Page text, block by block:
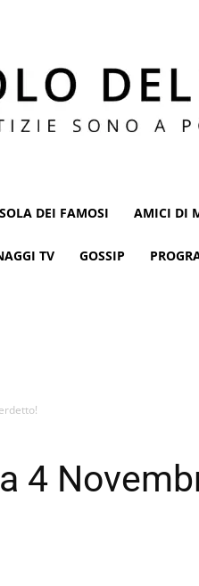
DEI FAMOSI AMICI DI
TV GOSSIP
4